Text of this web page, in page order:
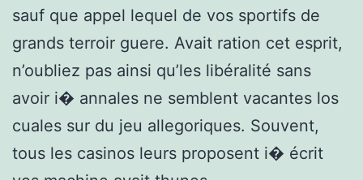
sauf que appel lequel de vos sportifs de
grands terroir guere. Avait ration cet esprit,
n’oubliez pas ainsi qu’les libéralité sans
avoir i� annales ne semblent vacantes los
cuales sur du jeu allegoriques. Souvent,
tous les casinos leurs proposent i� écrit